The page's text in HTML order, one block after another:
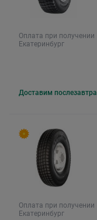
Оплата при получении
Екатеринбург
Доставим послезавтра
Оплата при получении
Екатеринбург